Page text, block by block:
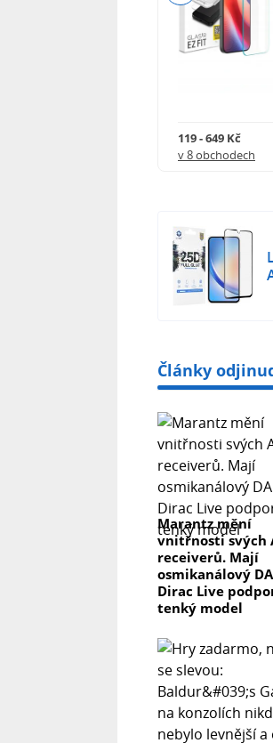
119 - 649 Kč
v 8 obchodech
Články
Marantz mění
vnitřnosti svých
receiverů. Mají
osmikanálový
Dirac Live
tenký model